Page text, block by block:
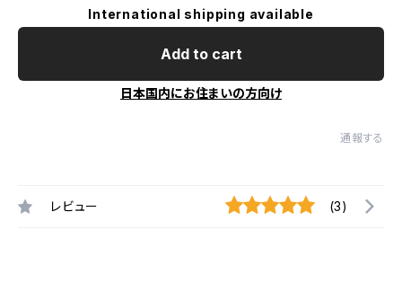
International shipping available
Add to cart
日本国内にお住まいの方向け
通報する
レビュー (3)